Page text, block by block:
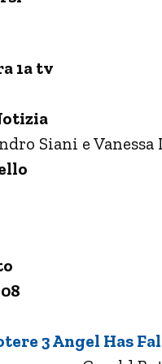
1a tv
Siani e
3 Angel Has